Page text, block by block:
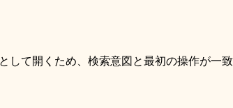
して開くため、検索意図と最初の操作が一致